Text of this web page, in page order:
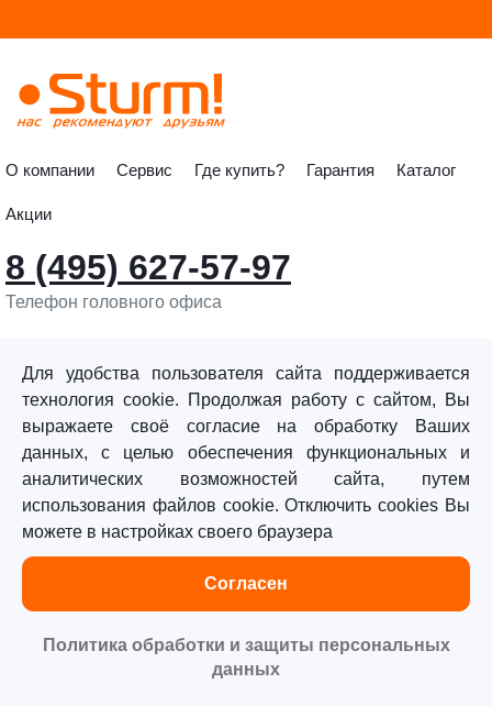
О компании Сервис Где купить? Гарантия Каталог
Акции
8 (495) 627-57-97
Телефон головного офиса
©«Sturm!» 2011–2026 ®
Все права защищены.
Политика обработки персональных данных
Для удобства пользователя сайта поддерживается
технология cookie. Продолжая работу с сайтом, Вы
выражаете своё согласие на обработку Ваших
данных, с целью обеспечения функциональных и
аналитических возможностей сайта, путем
использования файлов cookie. Отключить cookies Вы
можете в настройках своего браузера
Согласен
Политика обработки и защиты персональных
данных